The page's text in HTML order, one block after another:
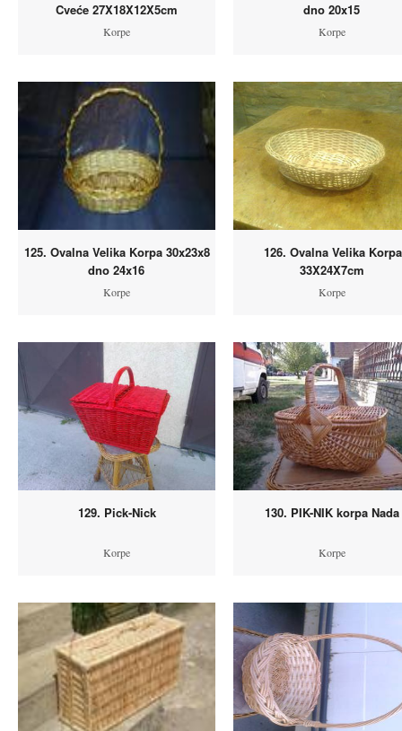
Cveće 27X18X12X5cm
Korpe
dno 20x15
Korpe
125. Ovalna Velika Korpa 30x23x8
dno 24x16
Korpe
126. Ovalna Velika Korpa
33X24X7cm
Korpe
129. Pick-Nick
Korpe
130. PIK-NIK korpa Nada
Korpe